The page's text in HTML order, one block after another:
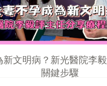
新文明病？新光醫院李
關鍵步驟